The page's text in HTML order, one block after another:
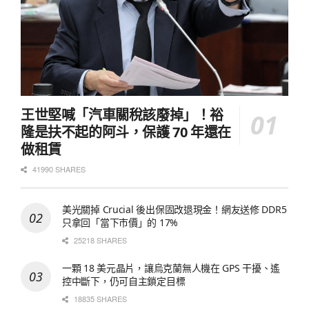
王世堅喊「汽車關稅該廢掉」！裕
隆是扶不起的阿斗，保護 70 年還在
做租賃
41990 SHARES
美光關掉 Crucial 後出保固改退現金！網友送修 DDR5
只拿回「當下市價」的 17%
25218 SHARES
一顆 18 美元晶片，讓烏克蘭無人機在 GPS 干擾、遙
控中斷下，仍可自主鎖定目標
18835 SHARES